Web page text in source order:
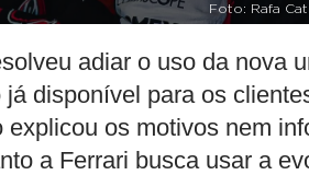
Foto: Rafa
adiar o uso da nova
disponível para os
os motivos nem
a Ferrari busca usar a